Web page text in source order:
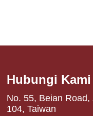
Hubungi Kami
No. 55, Beian
104, Taiwan